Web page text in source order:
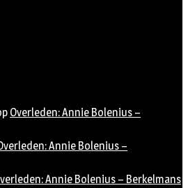
Overleden: Annie Bolenius –
Annie Bolenius –
Annie Bolenius – Berkelmans